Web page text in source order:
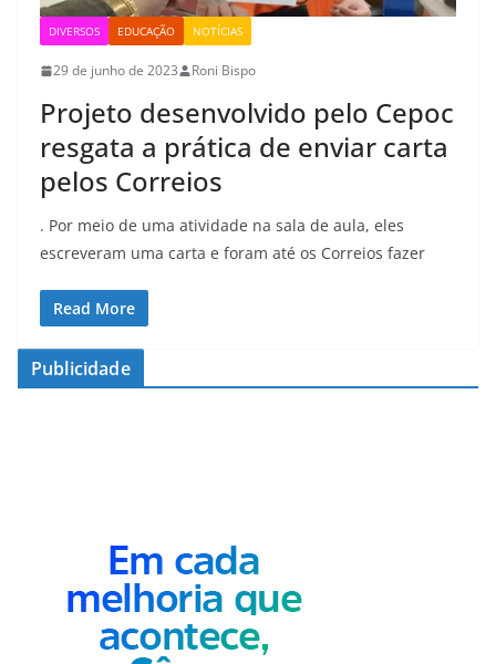
DIVERSOS EDUCAÇÃO NOTÍCIAS
29 de junho de 2023 Roni Bispo
Projeto desenvolvido pelo Cepoc
resgata a prática de enviar carta
pelos Correios
. Por meio de uma atividade na sala de aula, eles
escreveram uma carta e foram até os Correios fazer
Read More
Publicidade